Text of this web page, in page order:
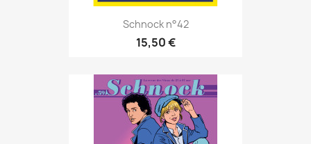
Schnock n°42
15,50 €